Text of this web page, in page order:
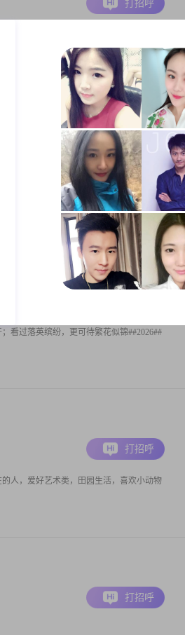
打招呼
，已离异快5年了，现实生活中还未找到合适的
上进心，本人资料相片一切属实，我是诚心诚
打招呼
看过落英缤纷，更可待繁花似锦##2026##
人，爱好艺术类，田园生活，喜欢小动物
打招呼
打招呼